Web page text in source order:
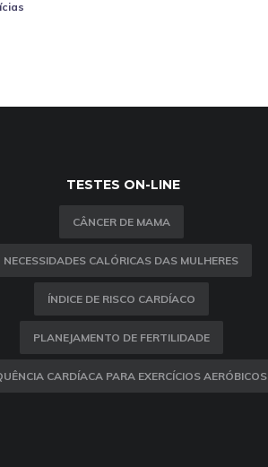
TESTES ON-LINE
CÂNCER DE MAMA
NECESSIDADES CALÓRICAS DAS MULHERES
ÍNDICE DE RISCO CARDÍACO
PLANEJAMENTO DE FERTILIDADE
CARDÍACA PARA EXERCÍCIOS AERÓBICOS